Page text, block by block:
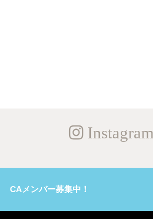
Instagram
CAメンバー募集中！